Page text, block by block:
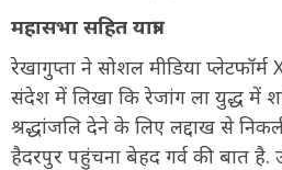
महासभा सहित यात्रा
रेखागुप्ता ने सोशल मीडिया
संदेश में लिखा कि रेजांग ला युद्ध में
श्रद्धांजलि देने के लिए लद्दाख से
हैदरपुर पहुंचना बेहद गर्व की बात है.